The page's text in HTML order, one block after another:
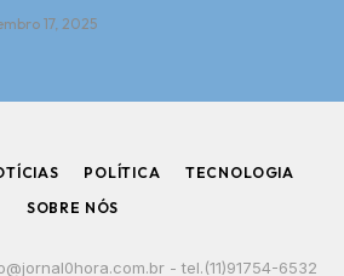
17, 2025
POLÍTICA
TECNOLOGIA
SOBRE NÓS
- tel.(11)91754-6532